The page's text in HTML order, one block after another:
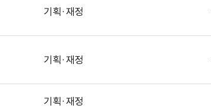
기획·재정
기획·재정
기획·재정